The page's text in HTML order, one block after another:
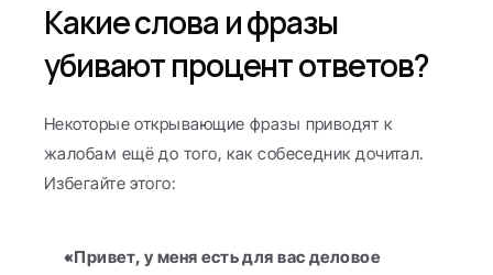
Какие слова и фразы
убивают процент ответов?
Некоторые открывающие фразы приводят к
жалобам ещё до того, как собеседник дочитал.
Избегайте этого:
«Привет, у меня есть для вас деловое